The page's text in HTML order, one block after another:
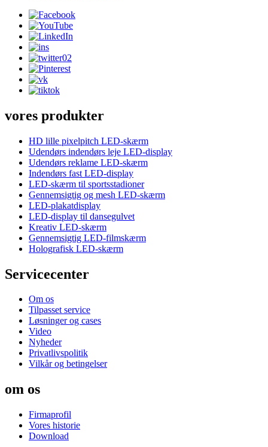
vores produkter
HD lille pixelpitch LED-skærm
Udendørs indendørs leje LED-display
Udendørs reklame LED-skærm
Indendørs fast LED-display
LED-skærm til sportsstadioner
Gennemsigtig og mesh LED-skærm
LED-plakatdisplay
LED-display til dansegulvet
Kreativ LED-skærm
Gennemsigtig LED-filmskærm
Holografisk LED-skærm
Servicecenter
Om os
Tilpasset service
Løsninger og cases
Video
Nyheder
Privatlivspolitik
Vilkår og betingelser
om os
Firmaprofil
Vores historie
Download